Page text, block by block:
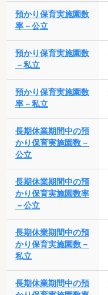
預かり保育実施園数
率－公立
預かり保育実施園数
－私立
預かり保育実施園数
率－私立
長期休業期間中の預
かり保育実施園数－
公立
長期休業期間中の預
かり保育実施園数率
－公立
長期休業期間中の預
かり保育実施園数－
私立
長期休業期間中の預